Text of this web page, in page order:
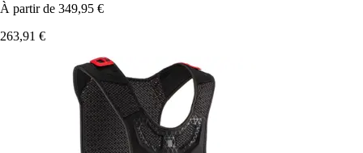
À partir de 349,95 €
263,91 €